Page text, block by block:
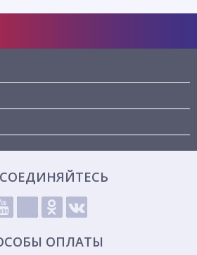
ОПЛАТЫ